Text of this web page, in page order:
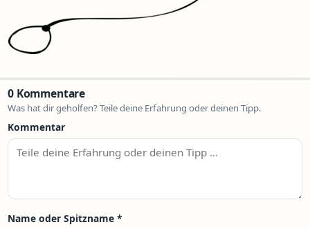
0 Kommentare
Was hat dir geholfen? Teile deine Erfahrung oder deinen Tipp.
Kommentar
Name oder Spitzname *